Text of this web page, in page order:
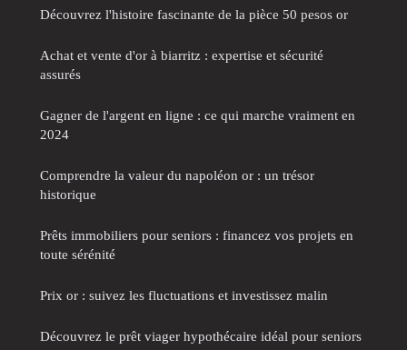
Découvrez l'histoire fascinante de la pièce 50 pesos or
Achat et vente d'or à biarritz : expertise et sécurité
assurés
Gagner de l'argent en ligne : ce qui marche vraiment en
2024
Comprendre la valeur du napoléon or : un trésor
historique
Prêts immobiliers pour seniors : financez vos projets en
toute sérénité
Prix or : suivez les fluctuations et investissez malin
Découvrez le prêt viager hypothécaire idéal pour seniors